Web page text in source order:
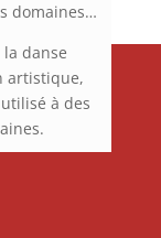
domaines…
danse
artistique,
à des